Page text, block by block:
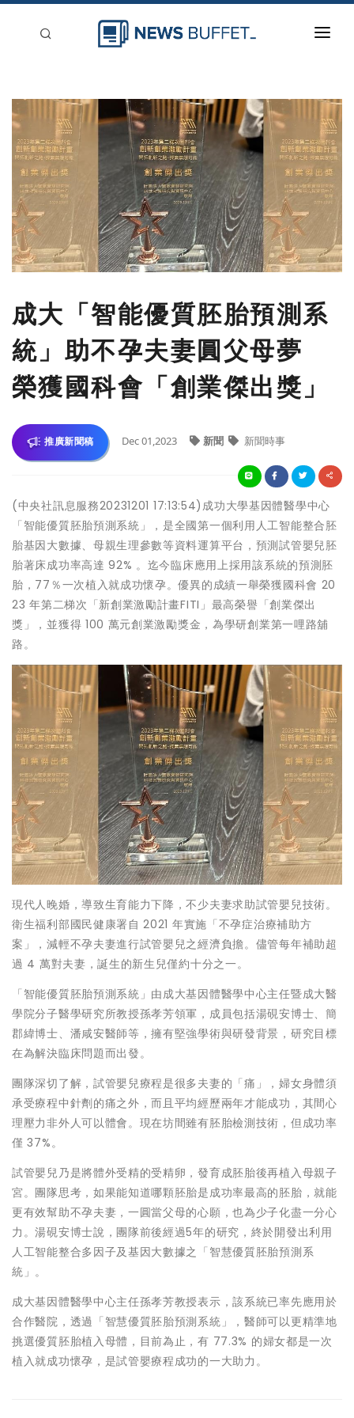
新聞稿分類
登入
刊登
成大「智能優質胚胎預測系
統」助不孕夫妻圓父母夢
榮獲國科會「創業傑出獎」
推廣新聞稿 Dec 01,2023 新聞 新聞時事
(中央社訊息服務20231201 17:13:54)成功大學基因體醫學中心
「智能優質胚胎預測系統」，是全國第一個利用人工智能整合胚
胎基因大數據、母親生理參數等資料運算平台，預測試管嬰兒胚
胎著床成功率高達 92% 。迄今臨床應用上採用該系統的預測胚
胎，77％一次植入就成功懷孕。優異的成績一舉榮獲國科會 20
23 年第二梯次「新創業激勵計畫FITI」最高榮譽「創業傑出
獎」，並獲得 100 萬元創業激勵獎金，為學研創業第一哩路舖
路。
現代人晚婚，導致生育能力下降，不少夫妻求助試管嬰兒技術。
衛生福利部國民健康署自 2021 年實施「不孕症治療補助方
案」，減輕不孕夫妻進行試管嬰兒之經濟負擔。儘管每年補助超
過 4 萬對夫妻，誕生的新生兒僅約十分之一。
「智能優質胚胎預測系統」由成大基因體醫學中心主任暨成大醫
學院分子醫學研究所教授孫孝芳領軍，成員包括湯硯安博士、簡
郡緯博士、潘咸安醫師等，擁有堅強學術與研發背景，研究目標
在為解決臨床問題而出發。
團隊深切了解，試管嬰兒療程是很多夫妻的「痛」，婦女身體須
承受療程中針劑的痛之外，而且平均經歷兩年才能成功，其間心
理壓力非外人可以體會。現在坊間雖有胚胎檢測技術，但成功率
僅 37%。
試管嬰兒乃是將體外受精的受精卵，發育成胚胎後再植入母親子
宮。團隊思考，如果能知道哪顆胚胎是成功率最高的胚胎，就能
更有效幫助不孕夫妻，一圓當父母的心願，也為少子化盡一分心
力。湯硯安博士說，團隊前後經過5年的研究，終於開發出利用
人工智能整合多因子及基因大數據之「智慧優質胚胎預測系
統」。
成大基因體醫學中心主任孫孝芳教授表示，該系統已率先應用於
合作醫院，透過「智慧優質胚胎預測系統」，醫師可以更精準地
挑選優質胚胎植入母體，目前為止，有 77.3% 的婦女都是一次
植入就成功懷孕，是試管嬰療程成功的一大助力。